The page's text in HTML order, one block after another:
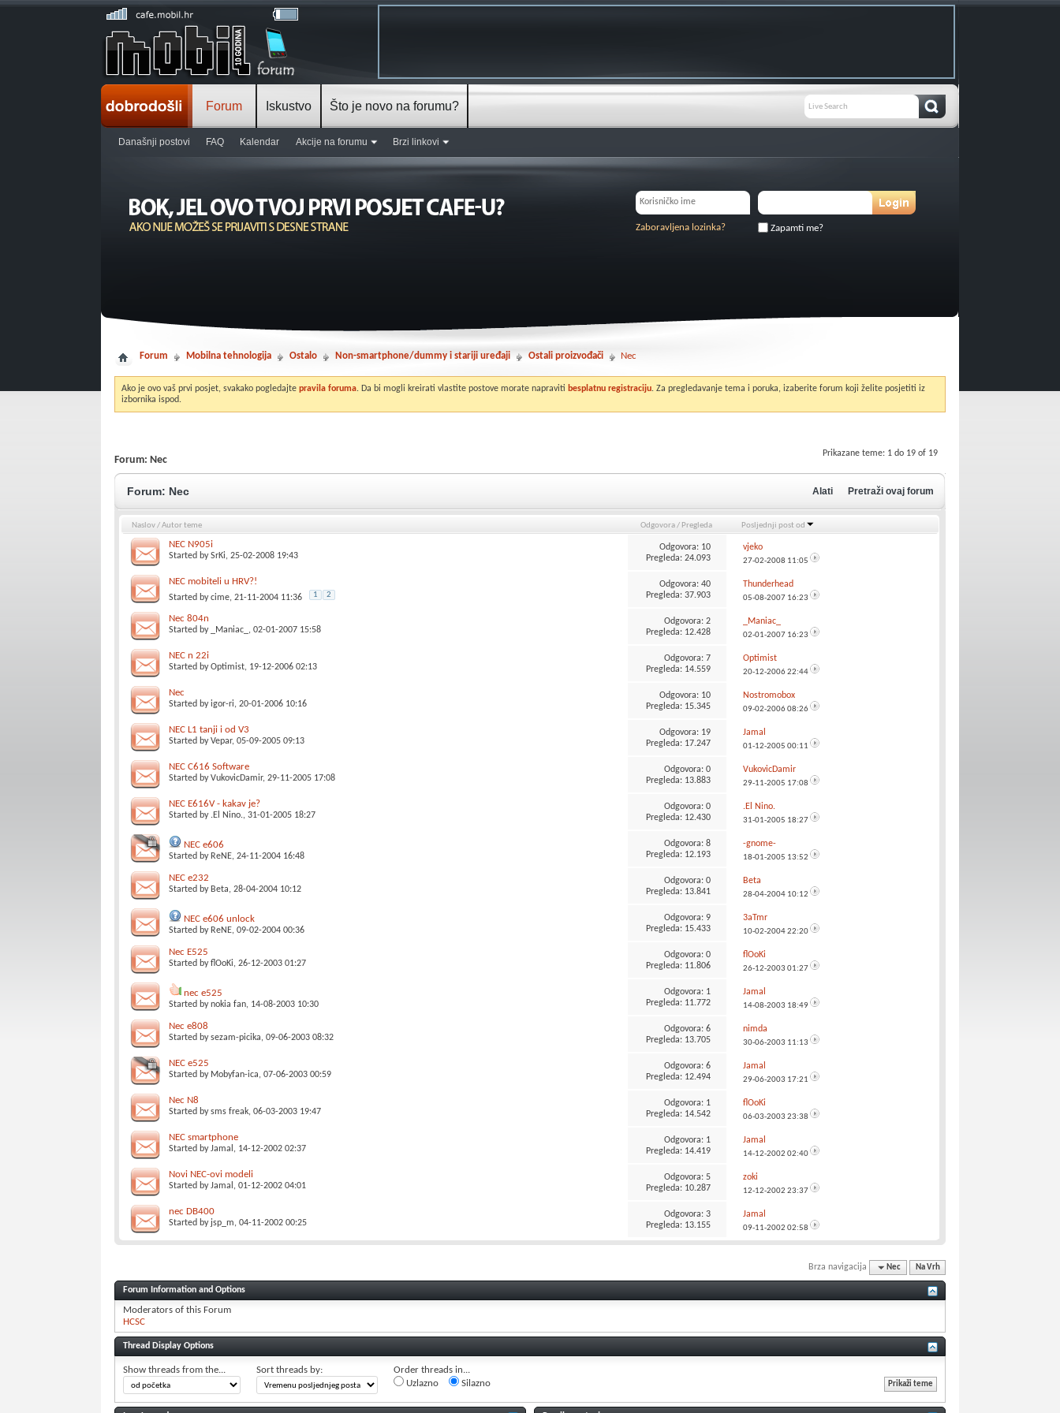
Forum
Današnji postovi FAQ Kalendar Akcije na forumu Brzi linkovi
Iskustvo Što je novo na forumu?
Zapamti me?
Zaboravljena lozinka?
Forum Mobilna tehnologija Ostalo Non-smartphone/dummy i stariji uređaji Ostali proizvođači Nec
Ako je ovo vaš prvi posjet, svakako pogledajte pravila foruma. Da bi mogli kreirati vlastite postove morate napraviti besplatnu registraciju. Za pregledavanje tema i poruka, izaberite forum koji želite posjetiti iz
izbornika ispod.
Prikazane teme: 1 do 19 of 19
Forum: Nec
Forum: Nec Alati Pretraži ovaj forum
Naslov/Autor teme Odgovora/ Pregleda Posljednji post od
NEC N905i
Started bySrKi, 25-02-2008 19:43
Odgovora: 10
Pregleda: 24.093
vjeko
27-02-2008 11:05
NEC mobiteli u HRV?!
Started bycime, 21-11-2004 11:36 1 2
Odgovora: 40
Pregleda: 37.903
Thunderhead
05-08-2007 16:23
Nec 804n
Started by _Maniac_ , 02-01-2007 15:58
Odgovora: 2
Pregleda: 12.428
_Maniac_
02-01-2007 16:23
NEC n 22i
Started byOptimist, 19-12-2006 02:13
Odgovora: 7
Pregleda: 14.559
Optimist
20-12-200622:44
Nec
Started byigor-ri, 20-01-2006 10:16
Odgovora: 10
Pregleda: 15.345
Nostromobox
09-02-200608:26
NEC L1 tanji i od V3
Started byVepar, 05-09-2005 09:13
Odgovora: 19
Pregleda: 17.247
Jamal
01-12-2005 00:11
NEC C616 Software
Started byVukovicDamir, 29-11-2005 17:08
Odgovora: 0
Pregleda: 13.883
VukovicDamir
29-11-2005 17:08
NEC E616V - kakav je?
Started by .El Nino., 31-01-2005 18:27
Odgovora: 0
Pregleda: 12.430
.El Nino.
31-01-2005 18:27
NEC e606
Started by ReNE, 24-11-2004 16:48
Odgovora: 8
Pregleda: 12.193
-gnome-
18-01-2005 13:52
NEC e232
Started by Beta, 28-04-2004 10:12
Odgovora: 0
Pregleda: 13.841
Beta
28-04-2004 10:12
NEC e606 unlock
Started by ReNE, 09-02-2004 00:36
Odgovora: 9
Pregleda: 15.433
3aTmr
10-02-200422:20
Nec E525
Started byflOoKi, 26-12-2003 01:27
Odgovora: 0
Pregleda: 11.806
flOoKi
26-12-2003 01:27
nec e525
Started bynokia fan, 14-08-2003 10:30
Odgovora: 1
Pregleda: 11.772
Jamal
14-08-2003 18:49
Nec e808
Started bysezam-picika, 09-06-2003 08:32
Odgovora: 6
Pregleda: 13.705
nimda
30-06-2003 11:13
NEC e525
Started by Mobyfan-ica, 07-06-2003 00:59
Odgovora: 6
Pregleda: 12.494
Jamal
29-06-2003 17:21
Nec N8
Started bysms freak, 06-03-2003 19:47
Odgovora: 1
Pregleda: 14.542
flOoKi
06-03-2003 23:38
NEC smartphone
Started byJamal , 14-12-2002 02:37
Odgovora: 1
Pregleda: 14.419
Jamal
14-12-2002 02:40
Novi NEC-ovi modeli
Started byJamal , 01-12-2002 04:01
Odgovora: 5
Pregleda: 10.287
zoki
12-12-2002 23:37
nec DB400
Started by jsp_m, 04-11-2002 00:25
Odgovora: 3
Pregleda: 13.155
Jamal
09-11-2002 02:58
Brza navigacija Nec Na Vrh
Forum Information and Options
Moderators of this Forum
HCSC
Thread Display Options
Show threads from the... Sort threads by:
Order threads in...
Uzlazno
Silazno